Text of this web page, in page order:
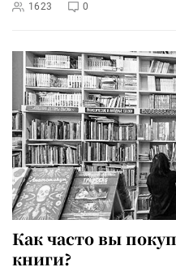
1623 0
Как часто вы
книги?